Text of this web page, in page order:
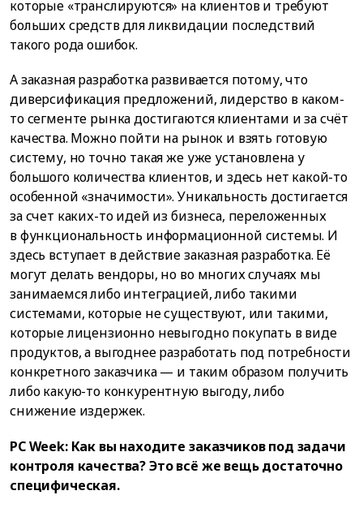
которые «транслируются» на клиентов и требуют
больших средств для ликвидации последствий
такого рода ошибок.
А заказная разработка развивается потому, что
диверсификация предложений, лидерство в каком-
то сегменте рынка достигаются клиентами и за счёт
качества. Можно пойти на рынок и взять готовую
систему, но точно такая же уже установлена у
большого количества клиентов, и здесь нет какой-то
особенной «значимости». Уникальность достигается
за счет каких-то идей из бизнеса, переложенных
в функциональность информационной системы. И
здесь вступает в действие заказная разработка. Её
могут делать вендоры, но во многих случаях мы
занимаемся либо интеграцией, либо такими
системами, которые не существуют, или такими,
которые лицензионно невыгодно покупать в виде
продуктов, а выгоднее разработать под потребности
конкретного заказчика — и таким образом получить
либо какую-то конкурентную выгоду, либо
снижение издержек.
PC Week: Как вы находите заказчиков под задачи
контроля качества? Это всё же вещь достаточно
специфическая.